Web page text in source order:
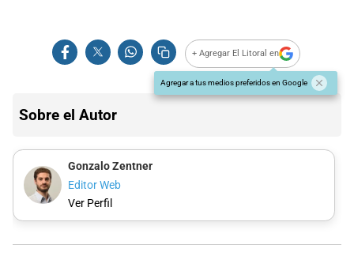
+ Agregar El Litoral en
Agregar a tus medios preferidos en Google
Sobre el Autor
Gonzalo Zentner
Editor Web
Ver Perfil